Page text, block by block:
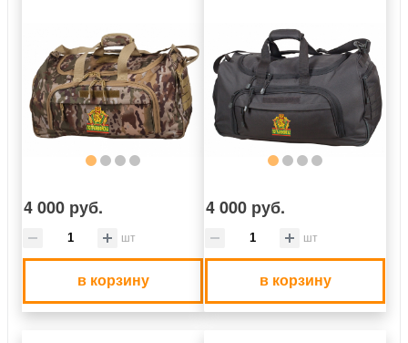
4 000 руб.
шт
в корзину
4 000 руб.
шт
в корзину